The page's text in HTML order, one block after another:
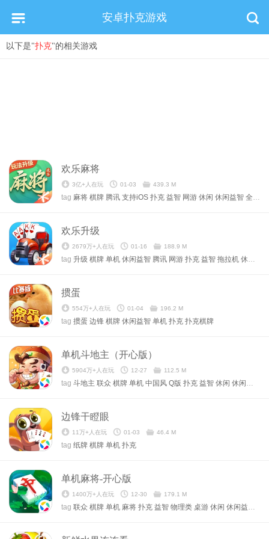
安卓扑克游戏
以下是"扑克"的相关游戏
欢乐麻将
3亿+人在玩 01-03 439.3 M
tag 麻将 棋牌 腾讯 支持iOS 扑克 益智 网游 休闲 休闲益智 全部游戏
欢乐升级
2679万+人在玩 01-16 188.9 M
tag 升级 棋牌 单机 休闲益智 腾讯 网游 扑克 益智 拖拉机 休闲
掼蛋
554万+人在玩 01-04 196.2 M
tag 掼蛋 边锋 棋牌 休闲益智 单机 扑克 扑克棋牌
单机斗地主（开心版）
5904万+人在玩 12-27 112.5 M
tag 斗地主 联众 棋牌 单机 中国风 Q版 扑克 益智 休闲 休闲时间
边锋干瞪眼
11万+人在玩 01-03 46.4 M
tag 纸牌 棋牌 单机 扑克
单机麻将-开心版
1400万+人在玩 12-30 179.1 M
tag 联众 棋牌 单机 麻将 扑克 益智 物理类 桌游 休闲 休闲益智